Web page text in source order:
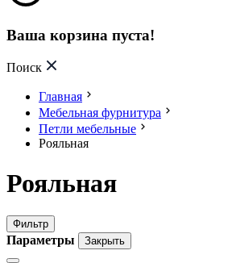
Ваша корзина пуста!
Поиск
Главная
Мебельная фурнитура
Петли мебельные
Рояльная
Рояльная
Фильтр
Параметры Закрыть